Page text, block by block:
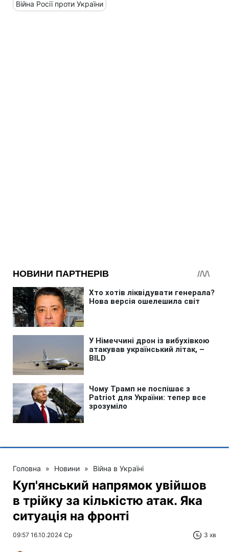
Війна Росії проти України
Головна » Новини » Війна в Україні
Куп'янський напрямок увійшов
в трійку за кількістю атак. Яка
ситуація на фронті
09:57 16.10.2024 Ср 3 хв